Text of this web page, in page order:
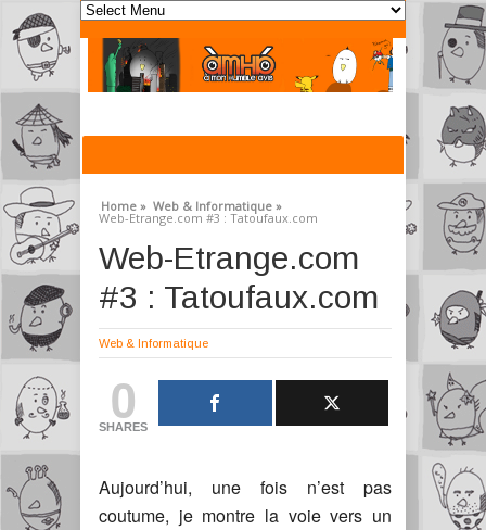
Home » Web & Informatique »
Web-Etrange.com #3 : Tatoufaux.com
Web-Etrange.com
#3 : Tatoufaux.com
Web & Informatique
0
SHARES
Aujourd’hui, une fois n’est pas
coutume, je montre la voie vers un